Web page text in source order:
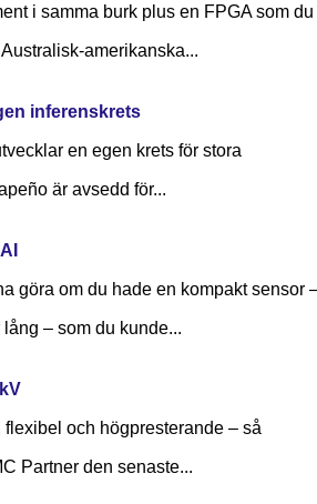
i samma burk plus en FPGA som du
amerikanska...
inferenskrets
en egen krets för stora
är avsedd för...
göra om du hade en kompakt sensor
– som du kunde...
flexibel och högpresterande – så
Partner den senaste...